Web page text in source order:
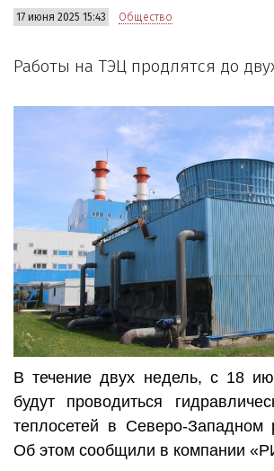
17 июня 2025 15:43 Общество
Работы на ТЭЦ продлятся до
В течение двух недель, с 18
будут проводиться
теплосетей в Северо-Западном
Об этом сообщили в компании